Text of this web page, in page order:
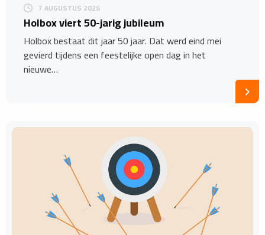
7 AUGUSTUS 2026
Holbox viert 50-jarig jubileum
Holbox bestaat dit jaar 50 jaar. Dat werd eind mei
gevierd tijdens een feestelijke open dag in het
nieuwe…